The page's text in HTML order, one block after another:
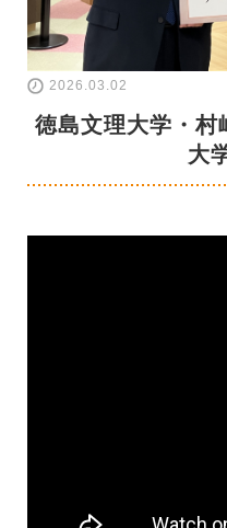
2026.03.02
徳島文理大学・村
大